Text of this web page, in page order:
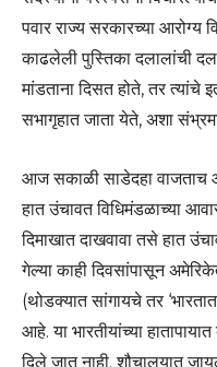
पवार राज्य सरकारच्या आरोग्य
काढलेली पुस्तिका दलालांची
मांडताना दिसत होते, तर
सभागृहात जाता येते, अशा
आज सकाळी साडेदहा वाजताच
हात उंचावत विधिमंडळाच्या
दिमाखात दाखवावा तसे हात
गेल्या काही दिवसांपासून
(थोडक्यात सांगायचे तर
आहे. या भारतीयांच्या
दिले जात नाही. शौचालयात